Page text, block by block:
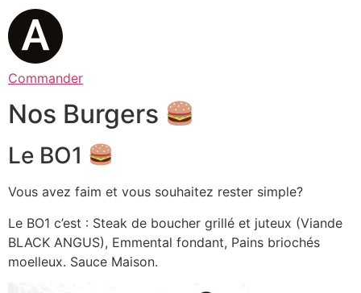
Commander
Nos Burgers
Le BO1
Vous avez faim et vous souhaitez rester simple?
Le BO1 c’est : Steak de boucher grillé et juteux (Viande
BLACK ANGUS), Emmental fondant, Pains briochés
moelleux. Sauce Maison.